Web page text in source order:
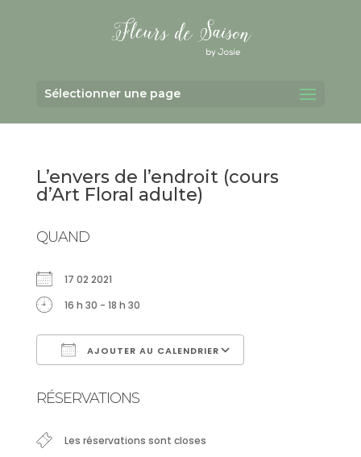
Sélectionner une page
L’envers de l’endroit (cours
d’Art Floral adulte)
QUAND
17 02 2021
16 h 30 - 18 h 30
AJOUTER AU CALENDRIER
RÉSERVATIONS
Les réservations sont closes